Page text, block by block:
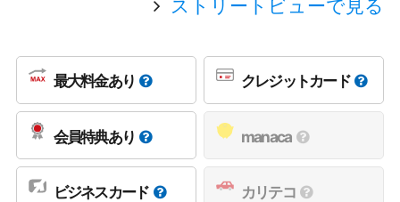
ストリートビューで見る
最大料金あり クレジットカード
会員特典あり manaca
ビジネスカード カリテコ